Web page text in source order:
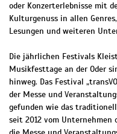
oder Konzerterlebnisse mit
Kulturgenuss in allen
Lesungen und weiteren
Die jährlichen Festivals
Musikfesttage an der Oder
hinweg. Das Festival
der Messe und
gefunden wie das
seit 2012 vom